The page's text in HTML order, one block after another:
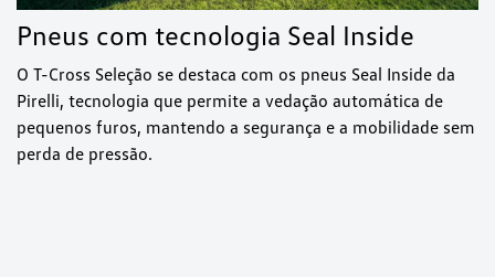
Pneus com tecnologia Seal Inside
O T-Cross Seleção se destaca com os pneus Seal Inside da
Pirelli, tecnologia que permite a vedação automática de
pequenos furos, mantendo a segurança e a mobilidade sem
perda de pressão.